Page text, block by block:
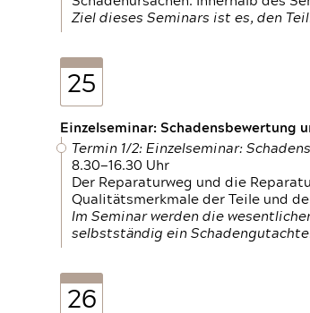
Ziel dieses Seminars ist es, den
25
Einzelseminar: Schadensbewertung
Termin 1/2: Einzelseminar:
8.30—16.30 Uhr
Der Reparaturweg und die
Qualitätsmerkmale der Teile und
Im Seminar werden die
selbstständig ein
26